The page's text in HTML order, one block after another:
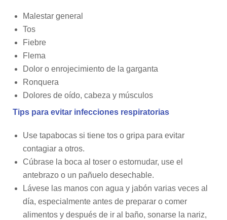
Malestar general
Tos
Fiebre
Flema
Dolor o enrojecimiento de la garganta
Ronquera
Dolores de oído, cabeza y músculos
Tips para evitar infecciones respiratorias
Use tapabocas si tiene tos o gripa para evitar
contagiar a otros.
Cúbrase la boca al toser o estornudar, use el
antebrazo o un pañuelo desechable.
Lávese las manos con agua y jabón varias veces al
día, especialmente antes de preparar o comer
alimentos y después de ir al baño, sonarse la nariz,